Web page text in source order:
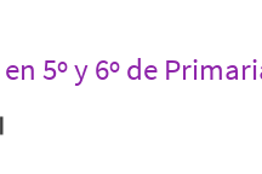
5º y 6º de